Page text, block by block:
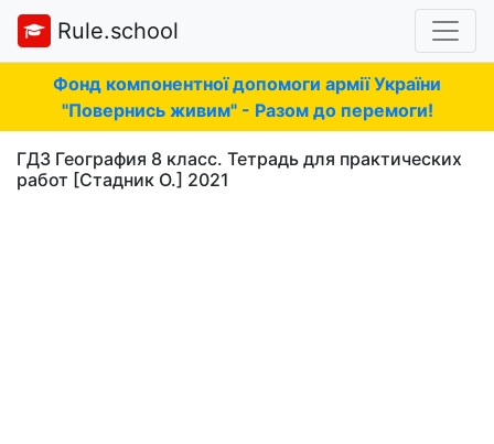
Rule.school
Фонд компонентної допомоги армії України
"Повернись живим" - Разом до перемоги!
ГДЗ География 8 класс. Тетрадь для практических
работ [Стадник О.] 2021